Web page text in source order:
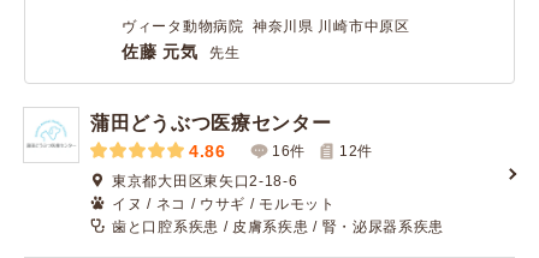
ヴィータ動物病院 神奈川県 川崎市中原区
佐藤 元気 先生
蒲田どうぶつ医療センター
4.86 16件 12件
東京都大田区東矢口2-18-6
イヌ / ネコ / ウサギ / モルモット
歯と口腔系疾患 / 皮膚系疾患 / 腎・泌尿器系疾患